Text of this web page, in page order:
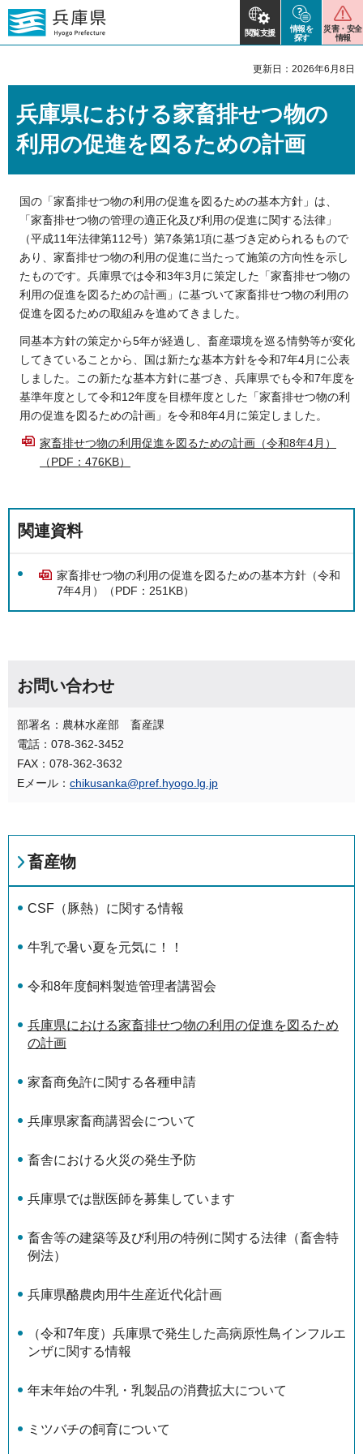
閲覧支援
情報を
探す
災害・安全
情報
更新日：2026年6月8日
兵庫県における家畜排せつ物の
利用の促進を図るための計画
国の「家畜排せつ物の利用の促進を図るための基本方針」は、
「家畜排せつ物の管理の適正化及び利用の促進に関する法律」
（平成11年法律第112号）第7条第1項に基づき定められるもので
あり、家畜排せつ物の利用の促進に当たって施策の方向性を示し
たものです。兵庫県では令和3年3月に策定した「家畜排せつ物の
利用の促進を図るための計画」に基づいて家畜排せつ物の利用の
促進を図るための取組みを進めてきました。
同基本方針の策定から5年が経過し、畜産環境を巡る情勢等が変化
してきていることから、国は新たな基本方針を令和7年4月に公表
しました。この新たな基本方針に基づき、兵庫県でも令和7年度を
基準年度として令和12年度を目標年度とした「家畜排せつ物の利
用の促進を図るための計画」を令和8年4月に策定しました。
家畜排せつ物の利用促進を図るための計画（令和8年4月）
（PDF：476KB）
関連資料
家畜排せつ物の利用の促進を図るための基本方針（令和
7年4月）（PDF：251KB）
お問い合わせ
部署名：農林水産部 畜産課
電話：078-362-3452
FAX：078-362-3632
Eメール： chikusanka@pref.hyogo.lg.jp
畜産物
CSF（豚熱）に関する情報
牛乳で暑い夏を元気に！！
令和8年度飼料製造管理者講習会
兵庫県における家畜排せつ物の利用の促進を図るため
の計画
家畜商免許に関する各種申請
兵庫県家畜商講習会について
畜舎における火災の発生予防
兵庫県では獣医師を募集しています
畜舎等の建築等及び利用の特例に関する法律（畜舎特
例法）
兵庫県酪農肉用牛生産近代化計画
（令和7年度）兵庫県で発生した高病原性鳥インフルエ
ンザに関する情報
年末年始の牛乳・乳製品の消費拡大について
ミツバチの飼育について